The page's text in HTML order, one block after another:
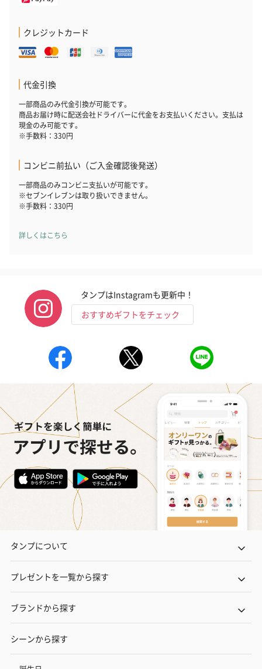
クレジットカード
代金引換
一部商品のみ代金引換が可能です。
商品お届け時に配送会社ドライバーに代金をお支払いください。支払は
現金のみ可能です。
※手数料：330円
コンビニ前払い（ご入金確認後発送）
一部商品のみコンビニ支払いが可能です。
※セブンイレブンは取り扱いできません。
※手数料：330円
詳しくはこちら
タンプはInstagramも更新中！
おすすめギフトをチェック
タンプについて
プレゼントを一覧から探す
ブランドから探す
シーンから探す